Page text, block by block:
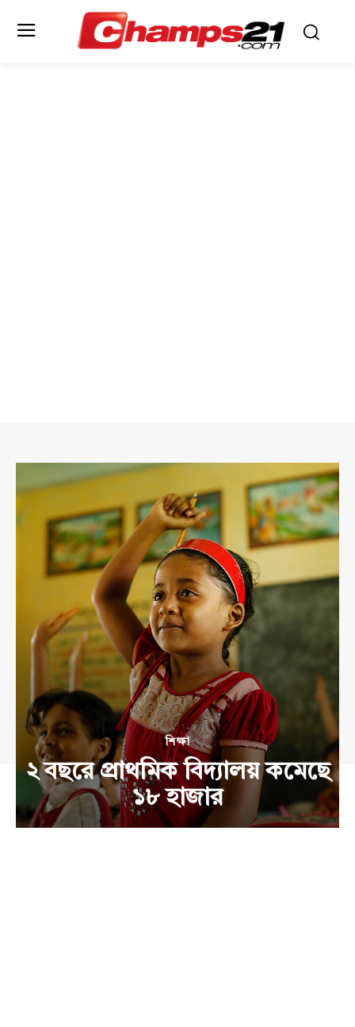
শিক্ষা
২ বছরে প্রাথমিক বিদ্যালয় কমেছে
১৮ হাজার